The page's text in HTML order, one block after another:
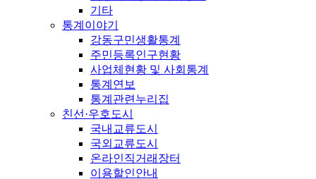
기타
통계이야기
강동구민생활통계
주민등록인구현황
사업체현황 및 사회통계
통계연보
통계관련누리집
친선·우호도시
국내교류도시
국외교류도시
온라인직거래장터
이용할인안내